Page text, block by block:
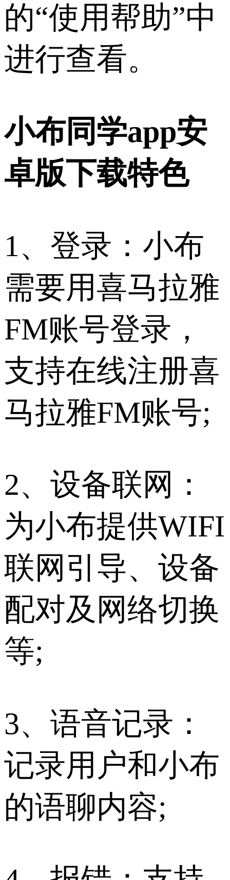
的“使用帮助”中
进行查看。
小布同学app安
卓版下载特色
1、登录：小布
需要用喜马拉雅
FM账号登录，
支持在线注册喜
马拉雅FM账号;
2、设备联网：
为小布提供WIFI
联网引导、设备
配对及网络切换
等;
3、语音记录：
记录用户和小布
的语聊内容;